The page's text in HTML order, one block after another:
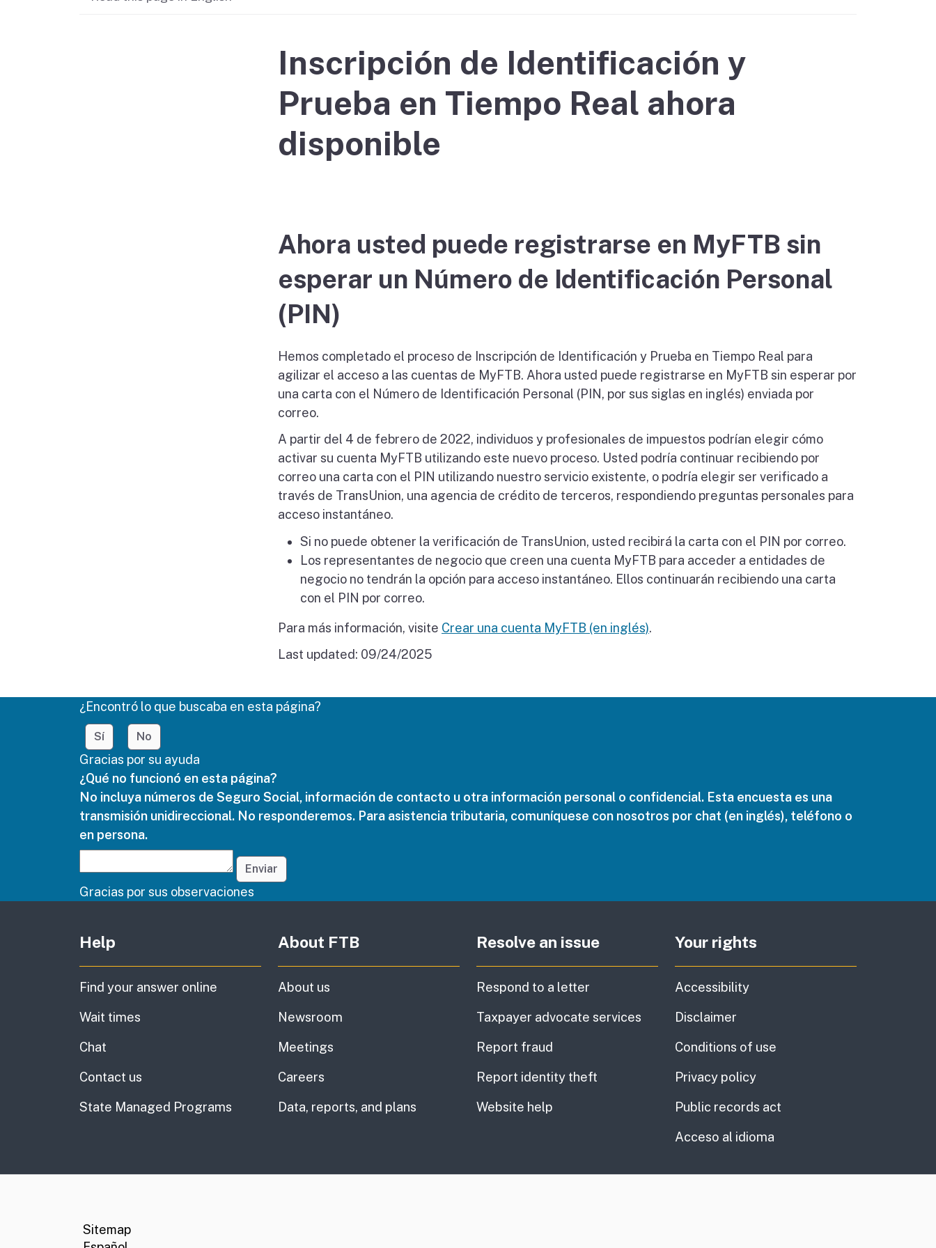
Inscripción de Identificación y
Prueba en Tiempo Real ahora
disponible
Ahora usted puede registrarse en MyFTB sin
esperar un Número de Identificación Personal
(PIN)
Hemos completado el proceso de Inscripción de Identificación y Prueba en Tiempo Real para
agilizar el acceso a las cuentas de MyFTB. Ahora usted puede registrarse en MyFTB sin esperar por
una carta con el Número de Identificación Personal (PIN, por sus siglas en inglés) enviada por
correo.
A partir del 4 de febrero de 2022, individuos y profesionales de impuestos podrían elegir cómo
activar su cuenta MyFTB utilizando este nuevo proceso. Usted podría continuar recibiendo por
correo una carta con el PIN utilizando nuestro servicio existente, o podría elegir ser verificado a
través de TransUnion, una agencia de crédito de terceros, respondiendo preguntas personales para
acceso instantáneo.
Si no puede obtener la verificación de TransUnion, usted recibirá la carta con el PIN por correo.
Los representantes de negocio que creen una cuenta MyFTB para acceder a entidades de
negocio no tendrán la opción para acceso instantáneo. Ellos continuarán recibiendo una carta
con el PIN por correo.
Para más información, visite Crear una cuenta MyFTB (en inglés).
Last updated: 09/24/2025
¿Encontró lo que buscaba en esta página?
Sí No
Gracias por su ayuda
¿Qué no funcionó en esta página?
No incluya números de Seguro Social, información de contacto u otra información personal o confidencial. Esta encuesta es una
transmisión unidireccional. No responderemos. Para asistencia tributaria, comuníquese con nosotros por chat (en inglés), teléfono o
en persona.
Enviar
Gracias por sus observaciones
Help
Find your answer online
Wait times
Chat
Contact us
State Managed Programs
About FTB
About us
Newsroom
Meetings
Careers
Data, reports, and plans
Resolve an issue
Respond to a letter
Taxpayer advocate services
Report fraud
Report identity theft
Website help
Your rights
Accessibility
Disclaimer
Conditions of use
Privacy policy
Public records act
Acceso al idioma
Sitemap